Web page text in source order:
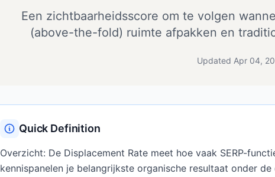
Een zichtbaarheidsscore om te volgen
(above-the-fold) ruimte afpakken en
Updated Apr 04,
Quick Definition
Overzicht: De Displacement Rate meet hoe vaak SERP-
kennispanelen je belangrijkste organische resultaat onder